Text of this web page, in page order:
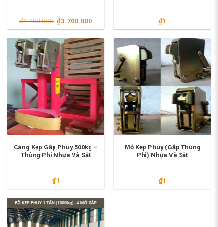
₫4.200.000 Giá
gốc
₫4.200.000.
₫3.700.000Giá
là:
₫3.700.000.
₫1
Càng Kẹp Gắp Phuy 500kg –
Thùng Phi Nhựa Và Sắt
₫1
Mỏ Kẹp Phuy (Gắp Thùng
Phi) Nhựa Và Sắt
₫1